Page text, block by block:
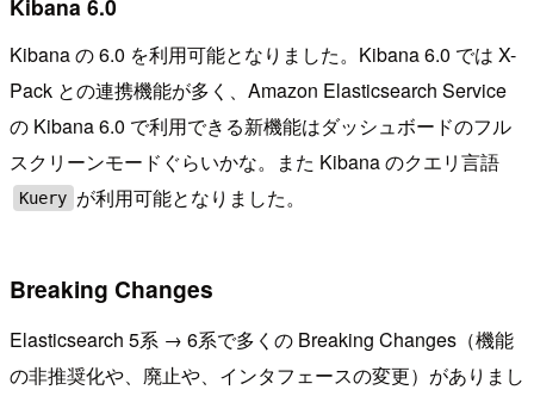
Kibana 6.0
Kibana の 6.0 を利用可能となりました。Kibana 6.0 では X-
Pack との連携機能が多く、Amazon Elasticsearch Service
の Kibana 6.0 で利用できる新機能はダッシュボードのフル
スクリーンモードぐらいかな。また Kibana のクエリ言語
Kuery が利用可能となりました。
Breaking Changes
Elasticsearch 5系 → 6系で多くの Breaking Changes（機能
の非推奨化や、廃止や、インタフェースの変更）がありまし